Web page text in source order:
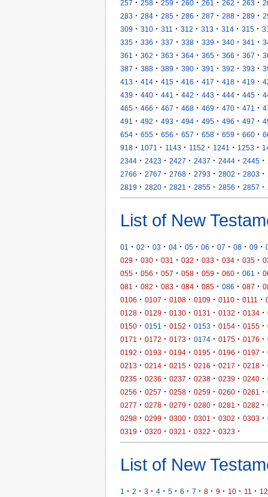
257 · 258 · 259 · 260 · 261 · 262 · 263 ·
283 · 284 · 285 · 286 · 287 · 288 · 289 ·
309 · 310 · 311 · 312 · 313 · 314 · 315 ·
335 · 336 · 337 · 338 · 339 · 340 · 341 ·
361
· 362 · 363 · 364 · 365 · 366 · 367 ·
387 · 388 · 389 · 390 · 391 · 392 · 393 ·
413 · 414 · 415 · 416 · 417 · 418 · 419 ·
439 · 440 · 441 · 442 · 443 · 444 · 445 ·
465 · 466 · 467 · 468 · 469 · 470 · 471 ·
491
· 492 · 493 · 494 · 495 · 496 · 497 ·
654 · 655 · 656 · 657 · 658 · 659 · 660 ·
918 · 1071 · 1143 · 1152 · 1241 · 1253 ·
2344 · 2423 · 2427 · 2437 · 2444 · 2445 ·
2766 · 2767 · 2768 · 2793 · 2802 · 2803 ·
2819 · 2820 · 2821 · 2855 · 2856 · 2857 ·
List of New
01 · 02 · 03 · 04 · 05 · 06 · 07 · 08 · 09 ·
029 · 030 · 031 · 032 · 033 · 034 · 035 ·
055 · 056 · 057 · 058 · 059 · 060 · 061 ·
081
· 082 · 083 · 084 · 085 · 086 · 087 ·
0106 · 0107 · 0108 · 0109 · 0110 · 0111 ·
0128 · 0129 · 0130 · 0131 · 0132 · 0134 ·
0150 · 0151 · 0152 · 0153 · 0154 · 0155 ·
0171
· 0172 · 0173 · 0174 · 0175 · 0176 ·
0192 · 0193 · 0194 · 0195 · 0196 · 0197 ·
0213 · 0214 · 0215 · 0216 · 0217 · 0218 ·
0235 · 0236 · 0237 · 0238 · 0239 · 0240 ·
0256 · 0257 · 0258 · 0259 · 0260 · 0261 ·
0277 · 0278 · 0279 · 0280 · 0281 · 0282 ·
0298 · 0299 · 0300 · 0301 · 0302 · 0303 ·
0319 · 0320 · 0321 · 0322 · 0323 ·
List of New
1 · 2 · 3 · 4 · 5 · 6 · 7 · 8 · 9 · 10 · 11 · 12